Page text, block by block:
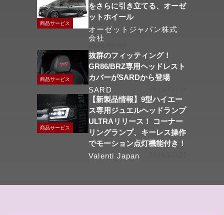
商品サービス
をさらに引き立てる、オーゼ
ットホイール
オーゼットジャパン株式
会社
商品サービス
抜群のフィッティング！
GR86/BRZ専用ヘッドレスト
カバーがSARDから登場
SARD
商品サービス
【新製品情報】9型ハイエー
ス専用ジュエルヘッドランプ
ULTRAリリース！ コーナー
リングランプ、キーレス操作
でモーション点灯機能付き！
Valenti Japan